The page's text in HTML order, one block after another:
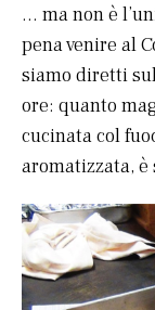
… ma non è
pena venire al
siamo diretti
ore: quanto
cucinata col
aromatizzata,